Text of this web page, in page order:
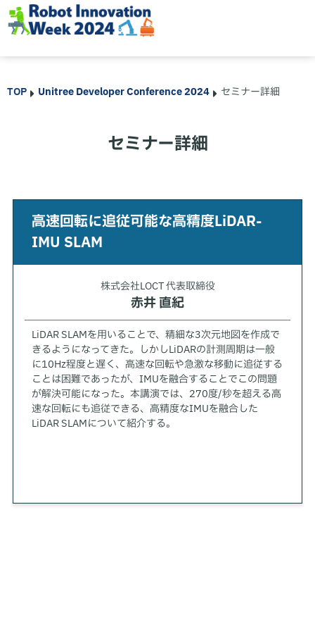
TOP Unitree Developer Conference 2024 セミナー詳細
セミナー詳細
高速回転に追従可能な高精度LiDAR-
IMU SLAM
株式会社LOCT 代表取締役
赤井 直紀
LiDAR SLAMを用いることで、精細な3次元地図を作成で
きるようになってきた。しかしLiDARの計測周期は一般
に10Hz程度と遅く、高速な回転や急激な移動に追従する
ことは困難であったが、IMUを融合することでこの問題
が解決可能になった。本講演では、270度/秒を超える高
速な回転にも追従できる、高精度なIMUを融合した
LiDAR SLAMについて紹介する。